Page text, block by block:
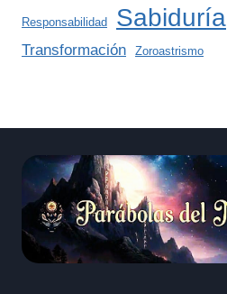
Responsabilidad Sabiduría
Transformación Zoroastrismo